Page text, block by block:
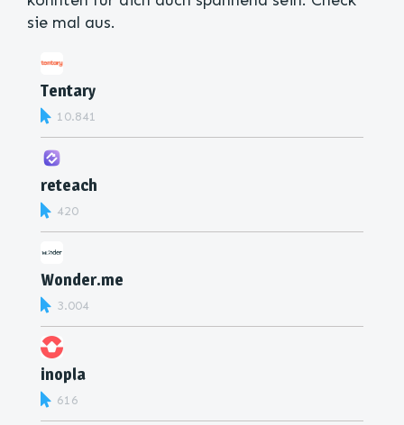
sie mal aus.
Tentary
10.841
reteach
420
Wonder.me
3.004
inopla
616